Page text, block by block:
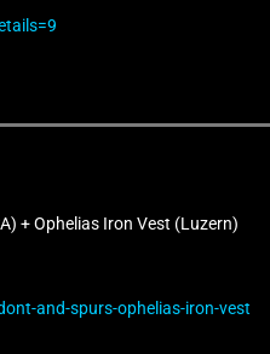
+ Ophelias Iron Vest (Luzern)
and-spurs-ophelias-iron-vest